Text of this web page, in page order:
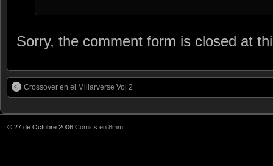
Sorry, the comment form is closed at
Crossover en el Millarverse Vol 2
© 27 de Octubre 2006 Comics en 8mm